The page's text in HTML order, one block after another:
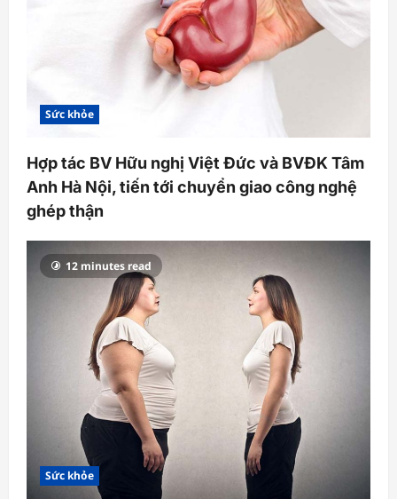
Sức khỏe
Hợp tác BV Hữu nghị Việt Đức và BVĐK Tâm
Anh Hà Nội, tiến tới chuyển giao công nghệ
ghép thận
12 minutes read
Sức khỏe